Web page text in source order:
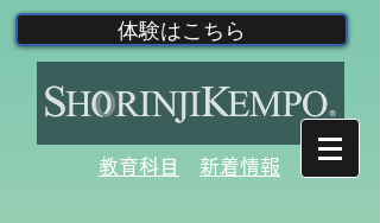
体験はこちら
教育科目 新着情報